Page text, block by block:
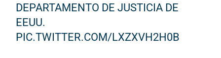
DEPARTAMENTO DE JUSTICIA DE
EEUU.
PIC.TWITTER.COM/LXZXVH2H0B